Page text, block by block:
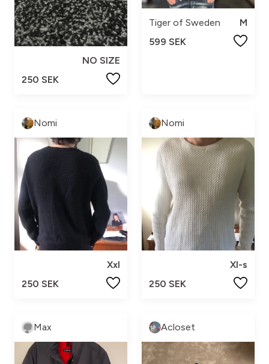
NO SIZE
250 SEK
Tiger of Sweden
M
599 SEK
Nomi
Xxl
250 SEK
Nomi
Xl-s
250 SEK
Max Acloset